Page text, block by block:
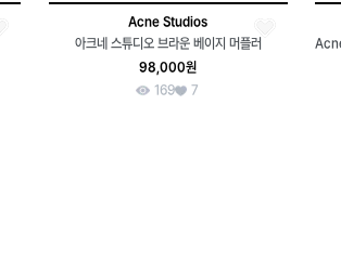
Acne Studios
아크네 스튜디오 브라운 베이지 머플러
98,000원
169
7